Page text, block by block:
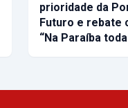
prioridade da
Futuro e rebate
“Na Paraíba